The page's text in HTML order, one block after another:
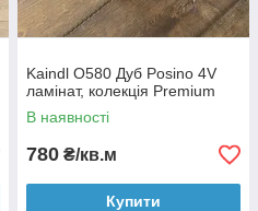
Kaindl O580 Дуб Posino 4V
ламінат, колекція Premium
В наявності
780 ₴/кв.м
Купити